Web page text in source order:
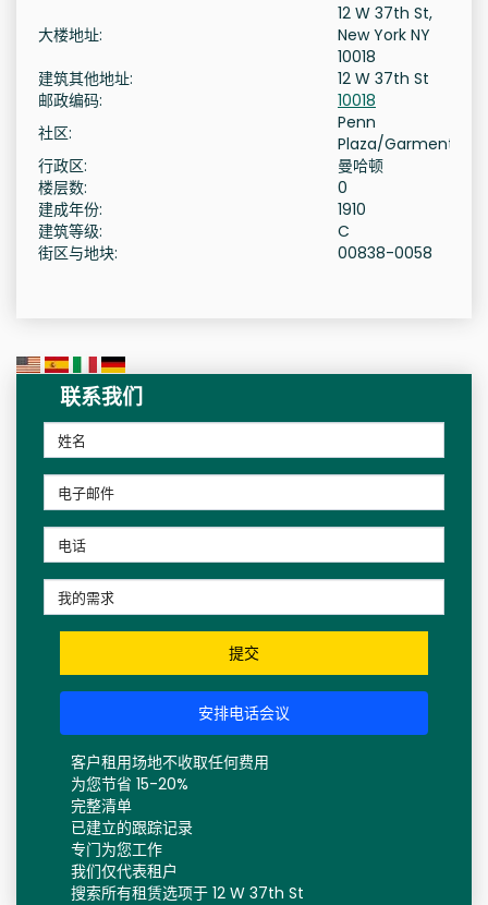
大楼地址:
12 W 37th St,
New York NY
10018
建筑其他地址:
12 W 37th St
邮政编码:
10018
社区:
Penn
Plaza/Garment
行政区:
曼哈顿
楼层数:
0
建成年份:
1910
建筑等级:
C
街区与地块:
00838-0058
联系我们
提交
安排电话会议
客户租用场地不收取任何费用
为您节省 15-20%
完整清单
已建立的跟踪记录
专门为您工作
我们仅代表租户
搜索所有租赁选项于 12 W 37th St